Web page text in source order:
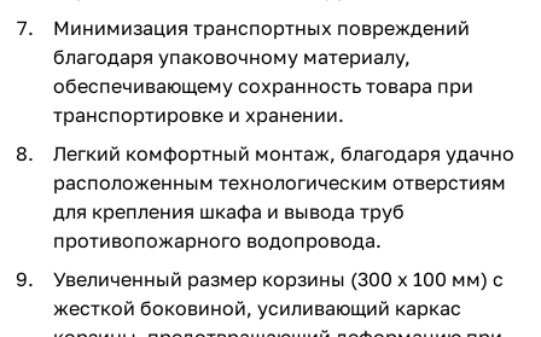
Минимизация транспортных повреждений
благодаря упаковочному материалу,
обеспечивающему сохранность товара при
транспортировке и хранении.
Легкий комфортный монтаж, благодаря удачно
расположенным технологическим отверстиям
для крепления шкафа и вывода труб
противопожарного водопровода.
Увеличенный размер корзины (300 х 100 мм) с
жесткой боковиной, усиливающий каркас